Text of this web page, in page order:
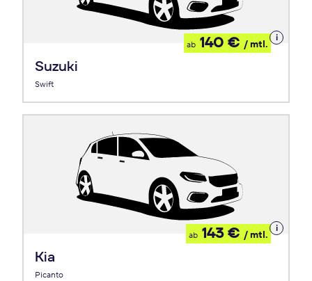
Suzuki
Swift
ab 140 € / mtl.
Details
zum
Kia
Picanto
ab 143 € / mtl.
Details
zum